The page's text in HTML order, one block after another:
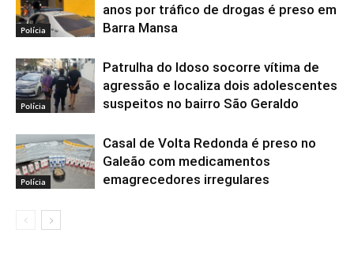
Polícia
anos por tráfico de drogas é preso em
Barra Mansa
Polícia
Patrulha do Idoso socorre vítima de
agressão e localiza dois adolescentes
suspeitos no bairro São Geraldo
Polícia
Casal de Volta Redonda é preso no
Galeão com medicamentos
emagrecedores irregulares